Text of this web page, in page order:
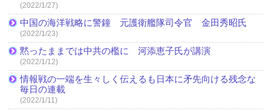
(2022/1/27)
中国の海洋戦略に警鐘 元護衛艦隊司令官 金田秀昭氏
(2022/1/23)
黙ったままでは中共の檻に 河添恵子氏が講演
(2022/1/12)
情報戦の一端を生々しく伝えるも日本に矛先向ける残念な
毎日の連載
(2022/1/11)